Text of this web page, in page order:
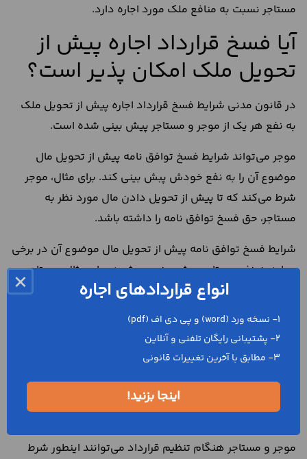
مستاجر نسبت به منافع ملک مورد اجاره دارد.
آیا فسخ قرارداد اجاره پیش از
تحویل ملک امکان پذیر است؟
در قانون مدنی شرایط فسخ قرارداد اجاره پیش از تحویل ملک
به نفع هر یک از موجر و مستاجر پیش بینی شده است.
موجر می‌تواند شرایط فسخ توافق نامه پیش از تحویل مال
موضوع آن را به نفع خودش پبش بینی کند. برای مثال، موجر
شرط می‌کند که تا پیش از تحویل دادن مال مورد نظر به
مستاجر، حق فسخ توافق نامه را داشته باشد.
شرایط فسخ توافق نامه پیش از تحویل مال موضوع آن در برخی
موارد به نفع مستاجر پیش بینی می‌شود. برای مثال، مستاجر
شرط می‌کند که تا دو هفته پس از امضای توافق نامه و تحویل
مال موضوع آن از حق فسخ توافق نامه برخوردار باشد.
آیا پرداخت مبلغ جریمه فسخ
قرارداد اجاره ملک الزامی است؟
مطابق با اصول قانون مدنی و قانون روابط موجر و مستاجر،
موجر و مستاجر هنگام تنظیم قرارداد می‌توانند اینطور شرط
× انواع قراردادهای اجاره
1- نسخه ورد (word) و پی دی اف (pdf)
2- پشتیبانی رایگان تلفنی و آنلاین
3- مطابق با آخرین تغییرات قانونی
اینجا بزنید!